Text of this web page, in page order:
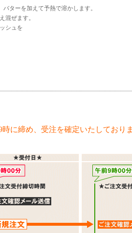
ターを加えて予熱で溶かします。
混ぜます。
シュを
に締め、受注を確定いたしておりま